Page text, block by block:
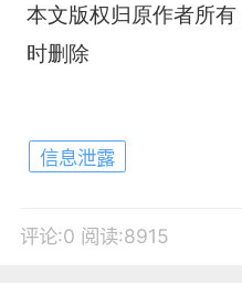
本文版权归原作者所
时删除
信息泄露
评论:0 阅读:8915